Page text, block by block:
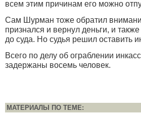
всем этим причинам его можно
Сам Шурман тоже обратил
признался и вернул деньги, и
до суда. Но судья решил оставить
Всего по делу об ограблении
задержаны восемь человек.
МАТЕРИАЛЫ ПО ТЕМЕ: